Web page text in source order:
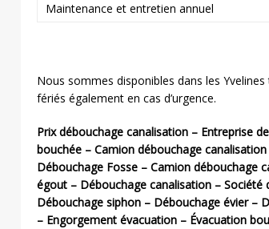
Maintenance et entretien annuel
Nous sommes disponibles dans les
fériés également en cas d’urgence.
Prix débouchage canalisation – Entreprise
bouchée – Camion débouchage
Débouchage Fosse – Camion débouchage
égout – Débouchage canalisation –
Débouchage siphon – Débouchage évier –
– Engorgement évacuation – Évacuation